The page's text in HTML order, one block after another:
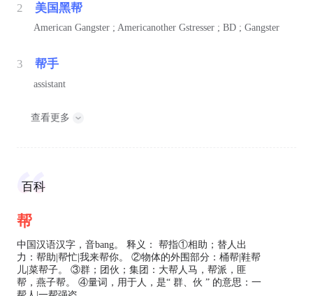
2 美国黑帮
American Gangster ; Americanother Gstresser ; BD ; Gangster
3 帮手
assistant
查看更多
百科
帮
中国汉语汉字，音bang。 释义： 帮指①相助；替人出
力：帮助|帮忙|我来帮你。 ②物体的外围部分：桶帮|鞋帮
儿|菜帮子。 ③群；团伙；集团：大帮人马，帮派，匪
帮，燕子帮。 ④量词，用于人，是“ 群、伙 ” 的意思：一